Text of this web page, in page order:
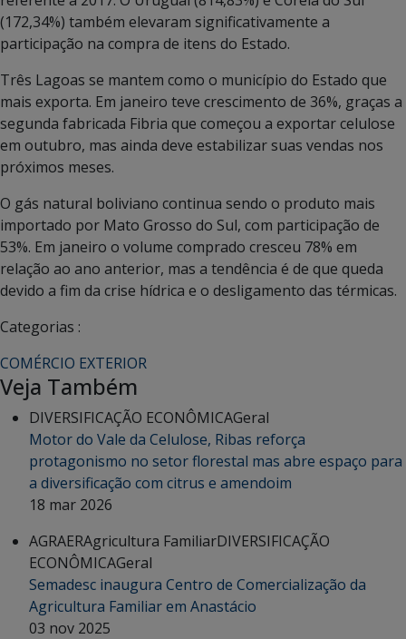
(172,34%) também elevaram significativamente a
participação na compra de itens do Estado.
Três Lagoas se mantem como o município do Estado que
mais exporta. Em janeiro teve crescimento de 36%, graças a
segunda fabricada Fibria que começou a exportar celulose
em outubro, mas ainda deve estabilizar suas vendas nos
próximos meses.
O gás natural boliviano continua sendo o produto mais
importado por Mato Grosso do Sul, com participação de
53%. Em janeiro o volume comprado cresceu 78% em
relação ao ano anterior, mas a tendência é de que queda
devido a fim da crise hídrica e o desligamento das térmicas.
Categorias :
COMÉRCIO EXTERIOR
Veja Também
DIVERSIFICAÇÃO ECONÔMICAGeral
Motor do Vale da Celulose, Ribas reforça
protagonismo no setor florestal mas abre espaço para
a diversificação com citrus e amendoim
18 mar 2026
AGRAERAgricultura FamiliarDIVERSIFICAÇÃO
ECONÔMICAGeral
Semadesc inaugura Centro de Comercialização da
Agricultura Familiar em Anastácio
03 nov 2025